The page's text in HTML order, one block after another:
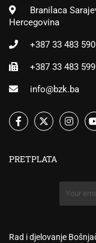
Branilaca
Hercegovina
+387 33 483 590
+387 33 483 599
info@bzk.ba
PRETPLATA
Rad i djelovanje